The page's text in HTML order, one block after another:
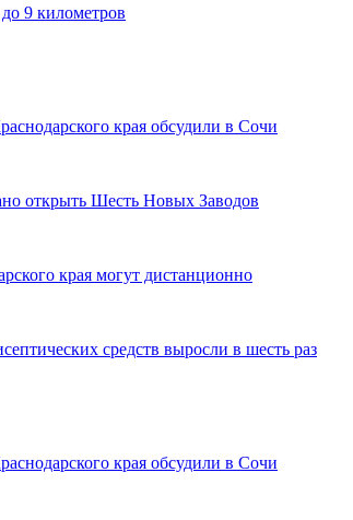
9 километров
края обсудили в Сочи
открыть Шесть Новых Заводов
края могут дистанционно
средств выросли в шесть раз
края обсудили в Сочи